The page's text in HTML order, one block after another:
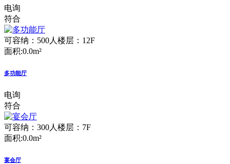
电询
符合
可容纳：500人 楼层：12F
面积:0.0m²
多功能厅
电询
符合
可容纳：300人 楼层：7F
面积:0.0m²
宴会厅